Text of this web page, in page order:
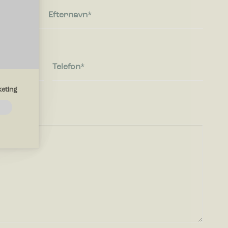
Efternavn
Telefon